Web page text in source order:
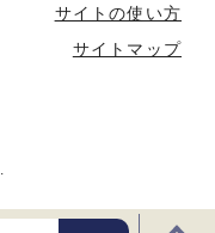
サイトの使い方
サイトマップ